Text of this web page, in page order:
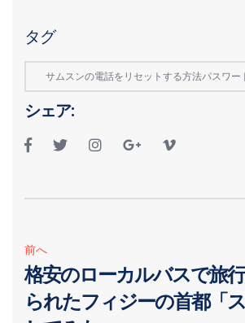
タグ
サムスンの電話をリセットする方法パスワー
シェア:
前へ
格安のローカルバスで旅
られたフィジーの首都「